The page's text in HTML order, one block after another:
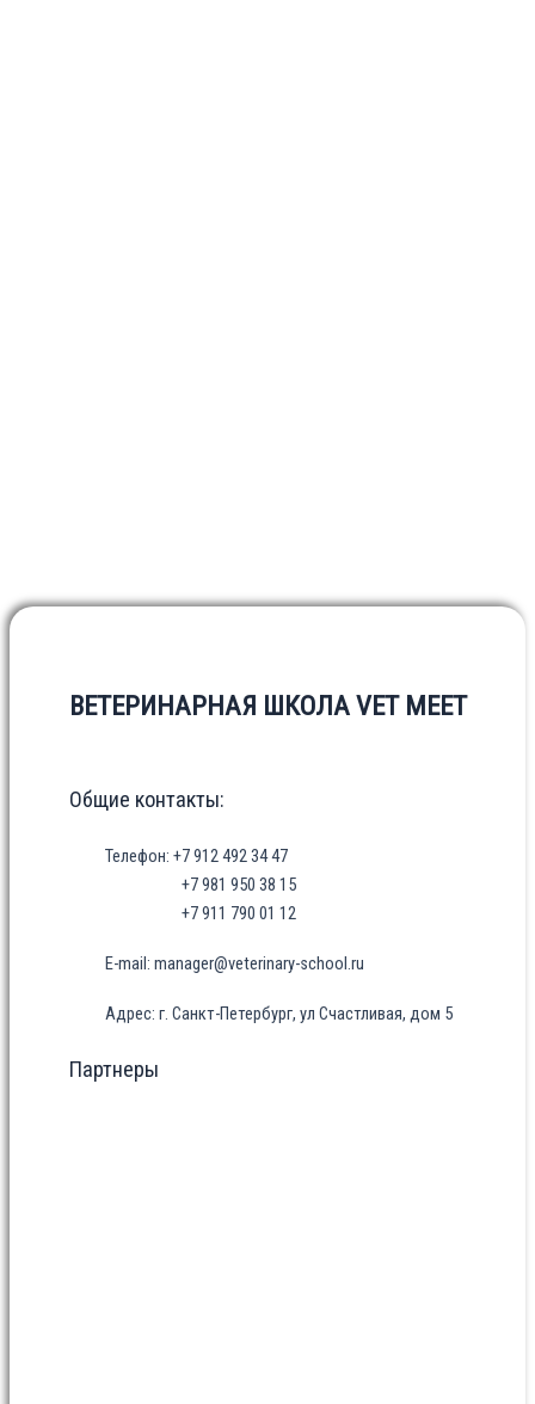
ВЕТЕРИНАРНАЯ ШКОЛА VET MEET
Общие контакты:
Телефон: +7 912 492 34 47
+7 981 950 38 15
+7 911 790 01 12
E-mail: manager@veterinary-school.ru
Адрес: г. Санкт-Петербург, ул Счастливая, дом 5
Партнеры